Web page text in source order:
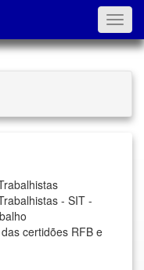
- SIT -
certidões RFB e